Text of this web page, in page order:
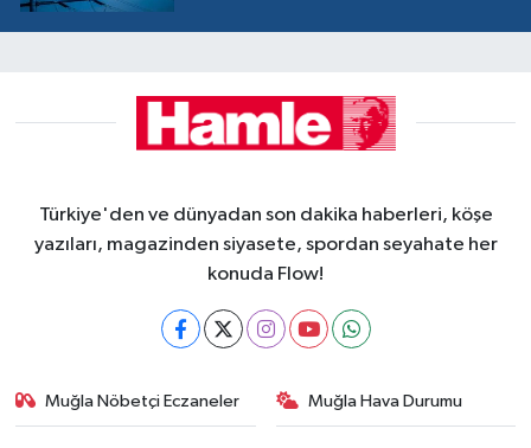
Türkiye'den ve dünyadan son dakika haberleri, köşe
yazıları, magazinden siyasete, spordan seyahate her
konuda Flow!
Muğla Nöbetçi Eczaneler Muğla Hava Durumu